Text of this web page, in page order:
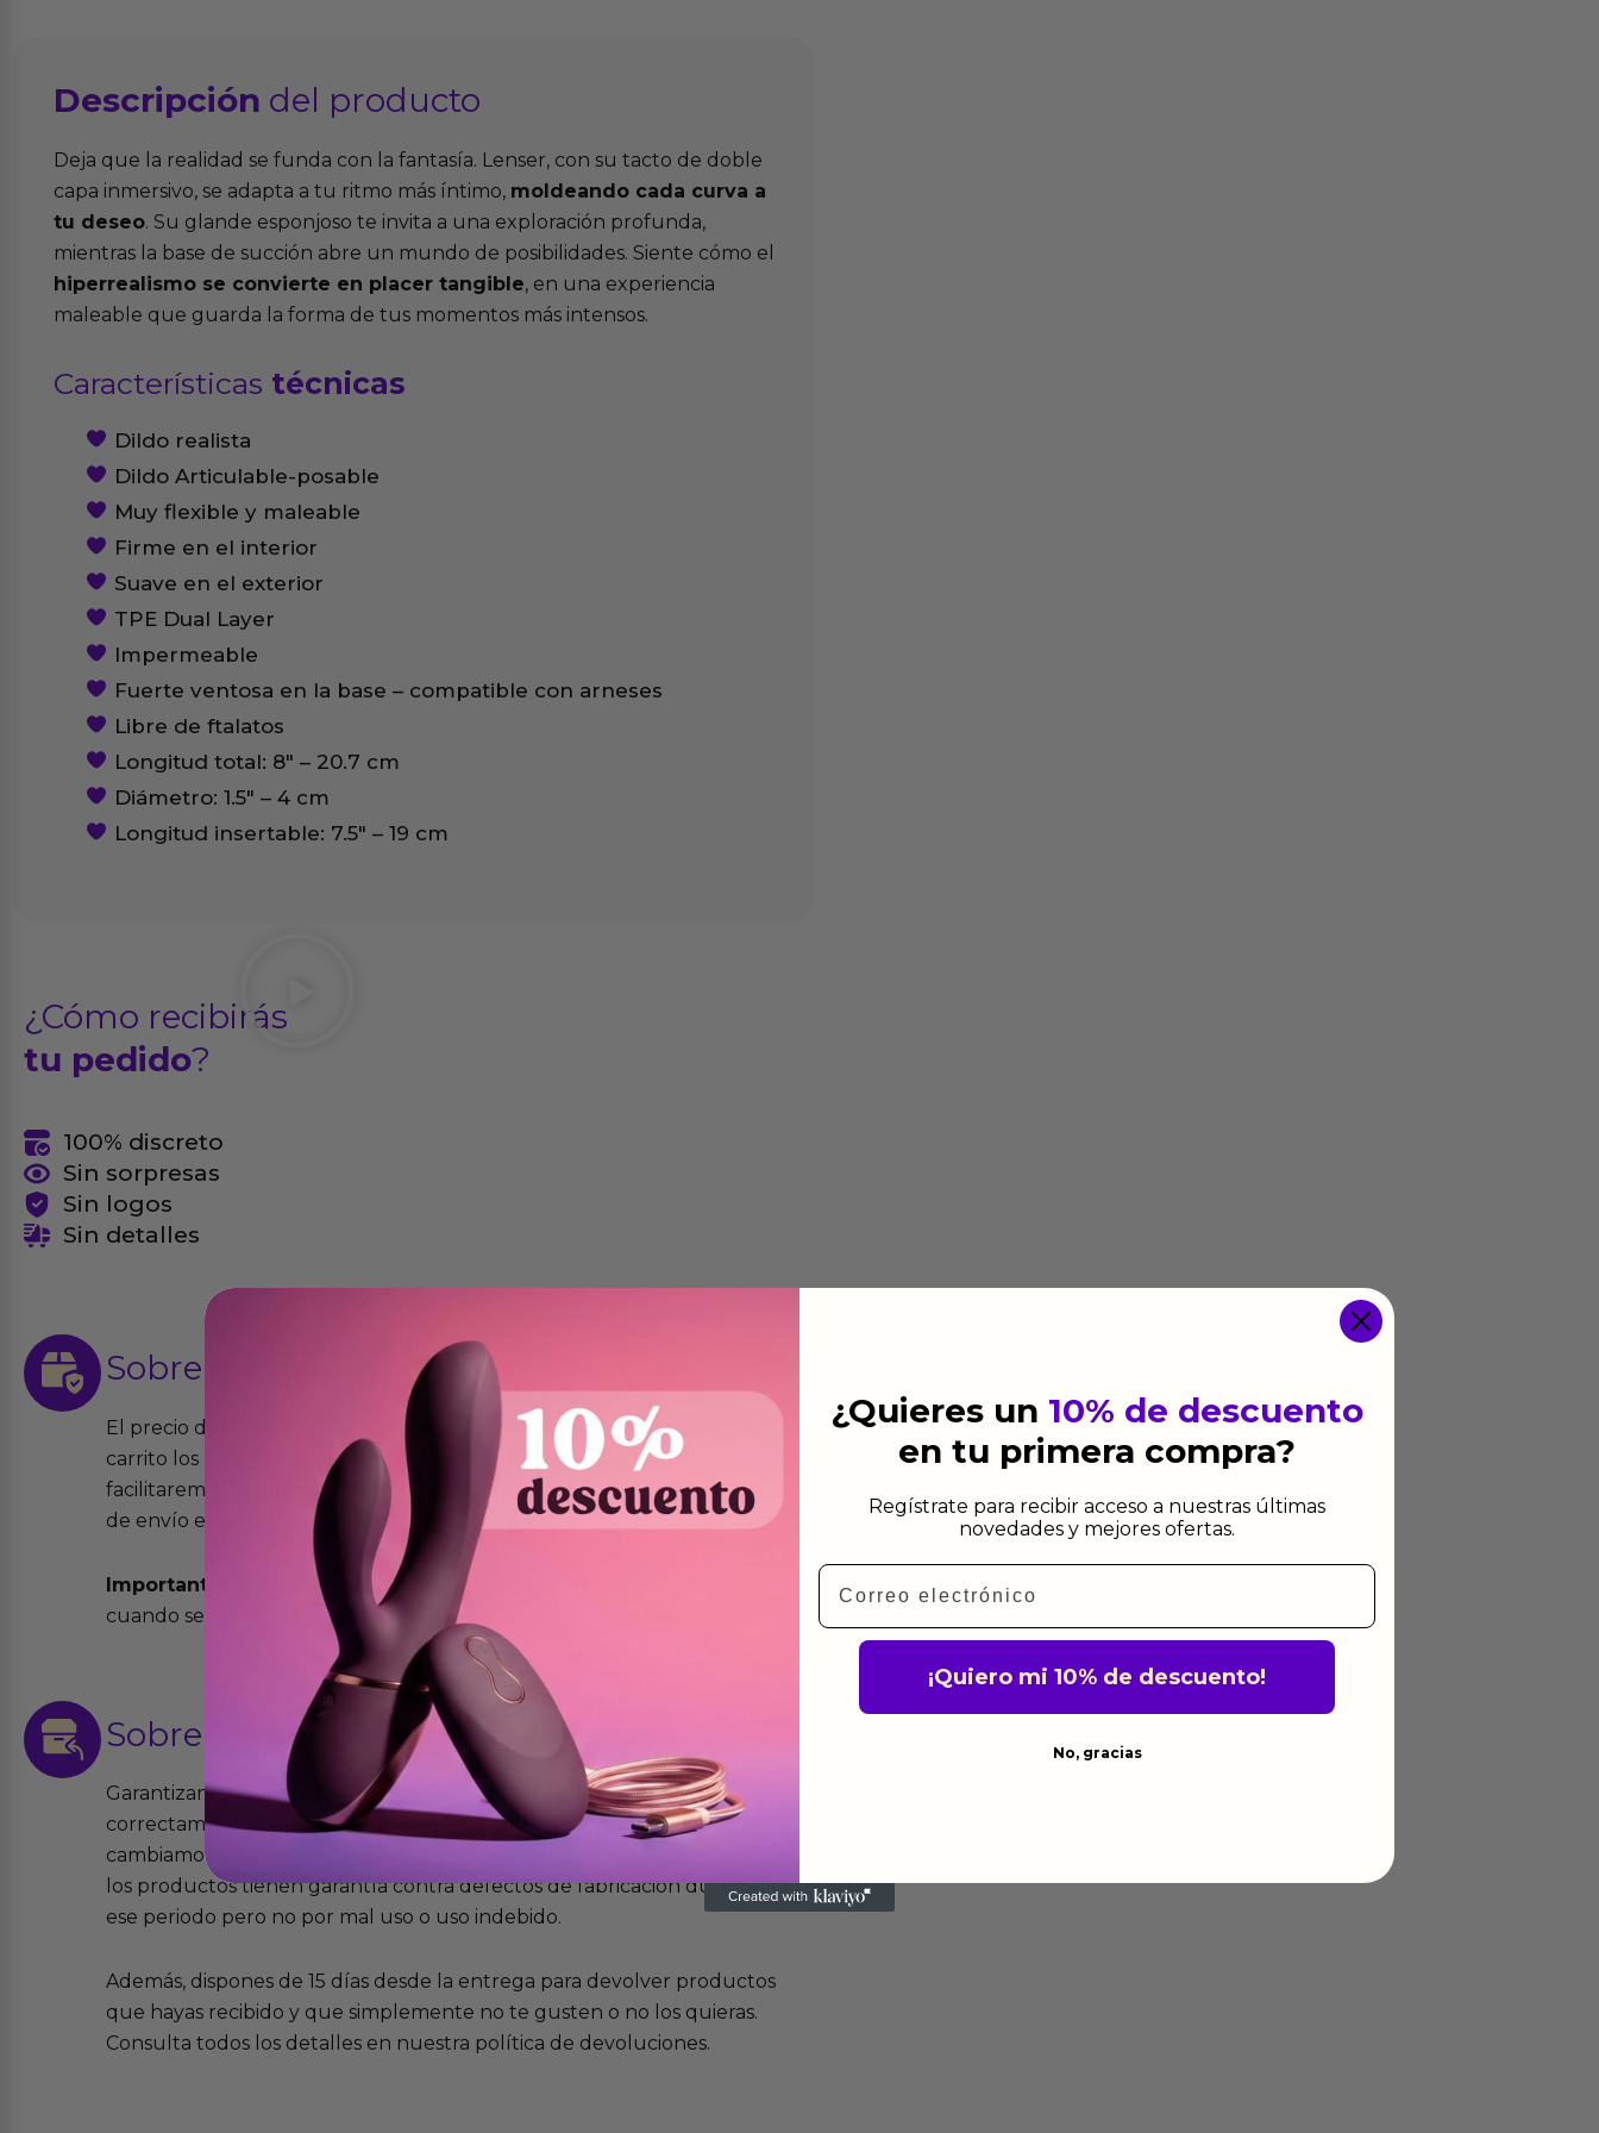
Descripción del producto
Deja que la realidad se funda con la fantasía. Lenser, con su tacto de doble
capa inmersivo, se adapta a tu ritmo más íntimo, moldeando cada curva a
tu deseo. Su glande esponjoso te invita a una exploración profunda,
mientras la base de succión abre un mundo de posibilidades. Siente cómo el
hiperrealismo se convierte en placer tangible, en una experiencia
maleable que guarda la forma de tus momentos más intensos.
Características técnicas
Dildo realista
Dildo Articulable-posable
Muy flexible y maleable
Firme en el interior
Suave en el exterior
TPE Dual Layer
Impermeable
Fuerte ventosa en la base – compatible con arneses
Libre de ftalatos
Longitud total: 8″ – 20.7 cm
Diámetro: 1.5″ – 4 cm
Longitud insertable: 7.5″ – 19 cm
¿Cómo recibirás
tu pedido?
100% discreto
Sin sorpresas
Sin logos
Sin detalles
Sobre el
El precio del transporte se calcula de forma automática añadiendo al
carrito los productos que desees comprar y la dirección de envio. Te
facilitaremos el precio exacto del transporte dependiendo de la agencia
de envío elegida y el modo.
Importante:
Todos los pedidos son expedidos el mismo dia siempre y
cuando se cursen antes de las 13:00 horas y en días laborables.
Sobre las devoluciones
Garantizamos que los productos que vendemos funcionan
correctamente y que si tienen algún defecto de fabricación te lo
cambiamos sin costo alguno. La ley de 2 años de garantía significa que
los productos tienen garantía contra defectos de fabricación durante
ese periodo pero no por mal uso o uso indebido.
Además, dispones de 15 días desde la entrega para devolver productos
que hayas recibido y que simplemente no te gusten o no los quieras.
Consulta todos los detalles en nuestra política de devoluciones.
¿Quieres un 10% de descuento
en tu primera compra?
Regístrate para recibir acceso a nuestras últimas
novedades y mejores ofertas.
Email
¡Quiero mi 10% de descuento!
No, gracias